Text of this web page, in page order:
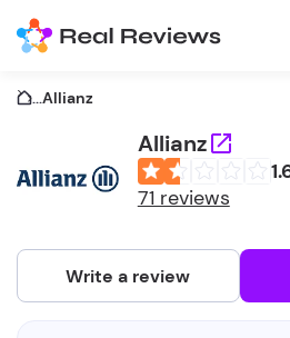
...Allianz
Allianz
71 reviews
Write a review